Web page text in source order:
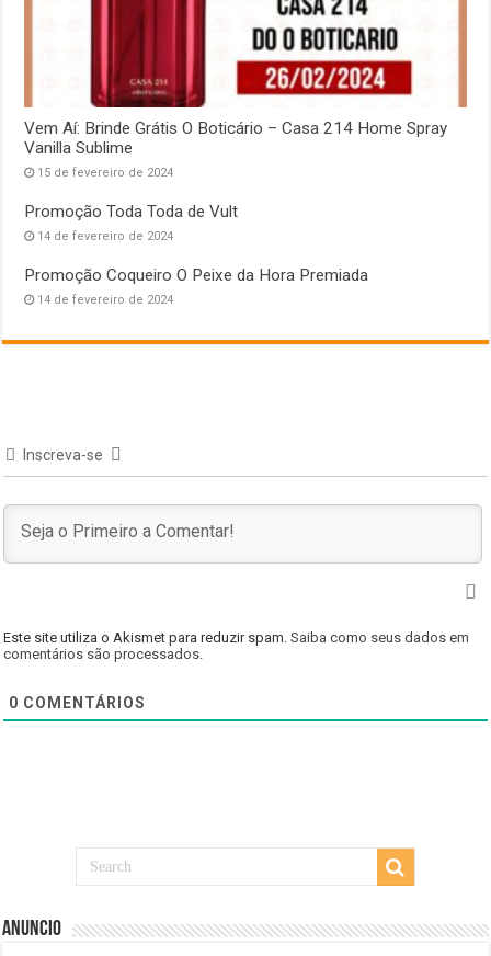
Vem Aí: Brinde Grátis O Boticário – Casa 214 Home Spray
Vanilla Sublime
15 de fevereiro de 2024
Promoção Toda Toda de Vult
14 de fevereiro de 2024
Promoção Coqueiro O Peixe da Hora Premiada
14 de fevereiro de 2024
Inscreva-se
Este site utiliza o Akismet para reduzir spam.Saiba como seus dados em
comentários são processados
0 COMENTÁRIOS
Anuncio